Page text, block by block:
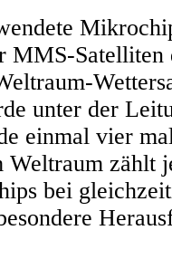
MMS-
unter der
einmal vier
zählt
bei